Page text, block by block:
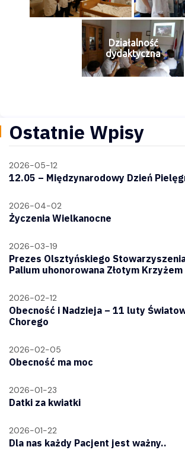
Działalność
dydaktyczna
Ostatnie Wpisy
2026-05-12
12.05 – Międzynarodowy Dzień
2026-04-02
Życzenia Wielkanocne
2026-03-19
Prezes Olsztyńskiego
Palium uhonorowana Złotym Krzyżem
2026-02-12
Obecność i Nadzieja – 11 luty
Chorego
2026-02-05
Obecność ma moc
2026-01-23
Datki za kwiatki
2026-01-22
Dla nas każdy Pacjent jest ważny..